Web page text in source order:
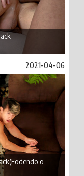
2021-04-06
o